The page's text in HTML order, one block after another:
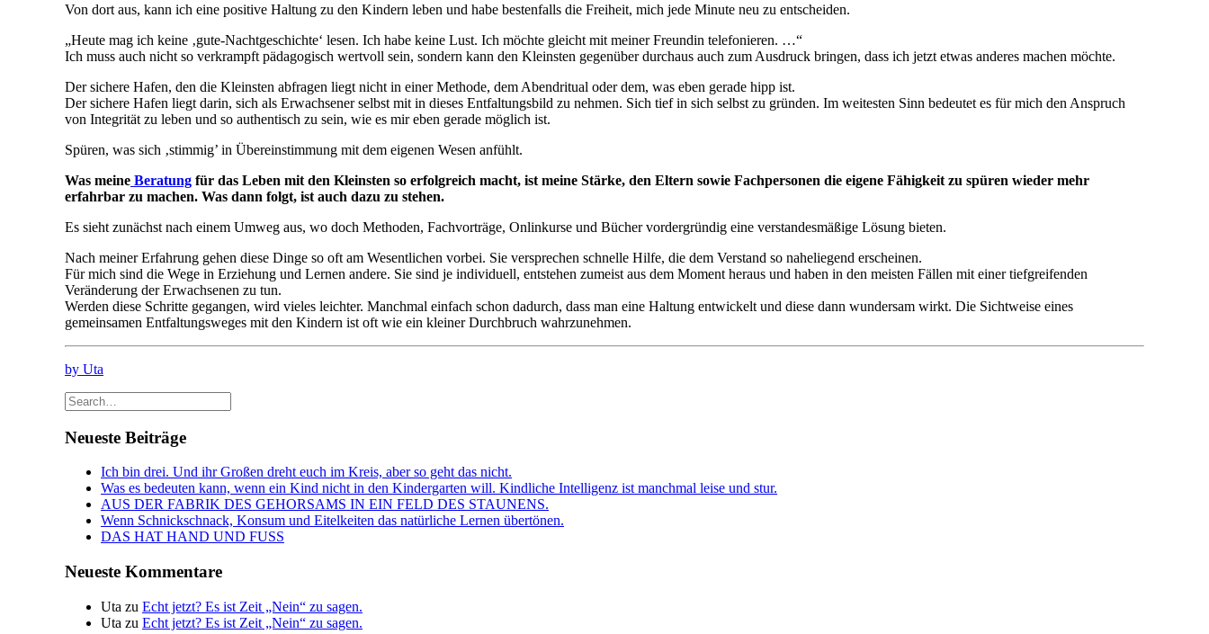
Von dort aus, kann ich eine positive Haltung zu den Kindern leben und habe bestenfalls die Freiheit, mich jede Minute neu zu entscheiden.
„Heute mag ich keine ‚gute-Nachtgeschichte‘ lesen. Ich habe keine Lust. Ich möchte gleicht mit meiner Freundin telefonieren. …“
Ich muss auch nicht so verkrampft pädagogisch wertvoll sein, sondern kann den Kleinsten gegenüber durchaus auch zum Ausdruck bringen, dass ich jetzt etwas anderes machen möchte.
Der sichere Hafen, den die Kleinsten abfragen liegt nicht in einer Methode, dem Abendritual oder dem, was eben gerade hipp ist.
Der sichere Hafen liegt darin, sich als Erwachsener selbst mit in dieses Entfaltungsbild zu nehmen. Sich tief in sich selbst zu gründen. Im weitesten Sinn bedeutet es für mich den Anspruch
von Integrität zu leben und so authentisch zu sein, wie es mir eben gerade möglich ist.
Spüren, was sich ‚stimmig’ in Übereinstimmung mit dem eigenen Wesen anfühlt.
Was meine Beratung für das Leben mit den Kleinsten so erfolgreich macht, ist meine Stärke, den Eltern sowie Fachpersonen die eigene Fähigkeit zu spüren wieder mehr
erfahrbar zu machen. Was dann folgt, ist auch dazu zu stehen.
Es sieht zunächst nach einem Umweg aus, wo doch Methoden, Fachvorträge, Onlinkurse und Bücher vordergründig eine verstandesmäßige Lösung bieten.
Nach meiner Erfahrung gehen diese Dinge so oft am Wesentlichen vorbei. Sie versprechen schnelle Hilfe, die dem Verstand so naheliegend erscheinen.
Für mich sind die Wege in Erziehung und Lernen andere. Sie sind je individuell, entstehen zumeist aus dem Moment heraus und haben in den meisten Fällen mit einer tiefgreifenden
Veränderung der Erwachsenen zu tun.
Werden diese Schritte gegangen, wird vieles leichter. Manchmal einfach schon dadurch, dass man eine Haltung entwickelt und diese dann wundersam wirkt. Die Sichtweise eines
gemeinsamen Entfaltungsweges mit den Kindern ist oft wie ein kleiner Durchbruch wahrzunehmen.
by Uta
Neueste Beiträge
Ich bin drei. Und ihr Großen dreht euch im Kreis, aber so geht das nicht.
Was es bedeuten kann, wenn ein Kind nicht in den Kindergarten will. Kindliche Intelligenz ist manchmal leise und stur.
AUS DER FABRIK DES GEHORSAMS IN EIN FELD DES STAUNENS.
Wenn Schnickschnack, Konsum und Eitelkeiten das natürliche Lernen übertönen.
DAS HAT HAND UND FUSS
Neueste Kommentare
Uta zu Echt jetzt? Es ist Zeit „Nein“ zu sagen.
Uta zu Echt jetzt? Es ist Zeit „Nein“ zu sagen.